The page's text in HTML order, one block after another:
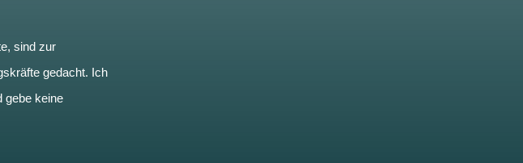
sind zur
gedacht. Ich
gebe keine